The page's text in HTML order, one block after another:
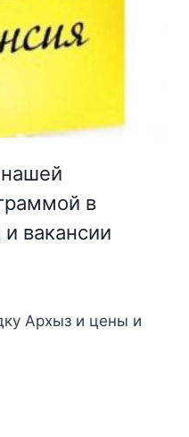
в
и вакансии
Архыз и цены и